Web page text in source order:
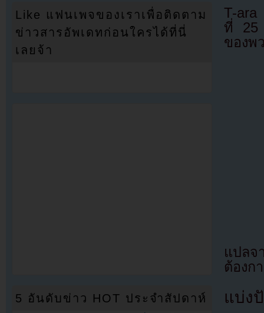
T-ara
ที่ 25
ของพ
แปล
ต้องก
แบ่ง
Like แฟนเพจของเราเพื่อติดตาม
ข่าวสารอัพเดทก่อนใครได้ที่นี่
เลยจ้า
5 อันดับข่าว HOT ประจำสัปดาห์